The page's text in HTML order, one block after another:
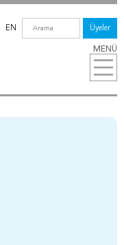
MENÜ
EN Üyeler